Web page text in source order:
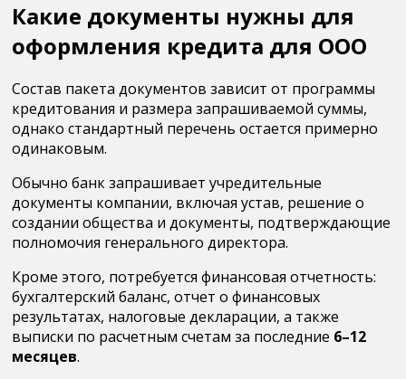
Какие документы нужны для
оформления кредита для ООО
Состав пакета документов зависит от программы
кредитования и размера запрашиваемой суммы,
однако стандартный перечень остается примерно
одинаковым.
Обычно банк запрашивает учредительные
документы компании, включая устав, решение о
создании общества и документы, подтверждающие
полномочия генерального директора.
Кроме этого, потребуется финансовая отчетность:
бухгалтерский баланс, отчет о финансовых
результатах, налоговые декларации, а также
выписки по расчетным счетам за последние 6–12
месяцев.